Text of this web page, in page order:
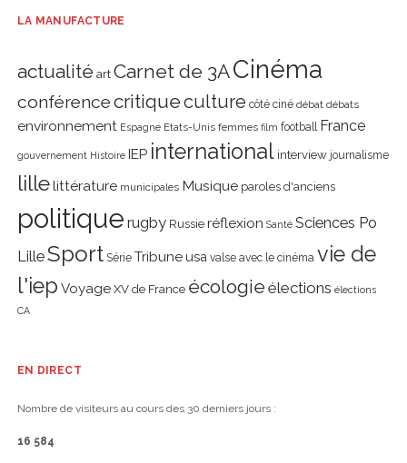
LA MANUFACTURE
actualité art Carnet de 3ACinéma
conférencecritiqueculture côté ciné débat débats
environnement Espagne Etats-Unis femmes film football France
gouvernement Histoire IEP international interview journalisme
lillelittérature municipales Musique paroles d'anciens
politique rugby Russie réflexion Santé Sciences Po
LilleSport Série Tribune usa valse avec le cinéma vie de
l'iep Voyage XV de France écologie élections élections
CA
EN DIRECT
Nombre de visiteurs au cours des 30 derniers jours :
16 584